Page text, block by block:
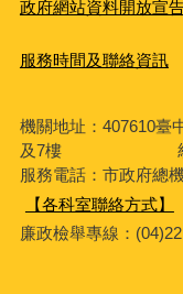
政府網站資料開放宣
服務時間及聯絡資訊
機關地址：407610臺
及7樓 統一編
服務電話：市政府總
【各科室聯絡方式】
廉政檢舉專線：